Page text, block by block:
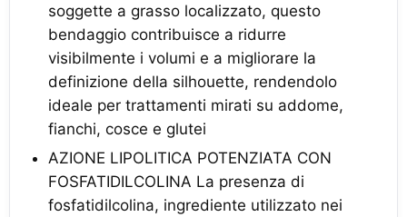
soggette a grasso localizzato, questo
bendaggio contribuisce a ridurre
visibilmente i volumi e a migliorare la
definizione della silhouette, rendendolo
ideale per trattamenti mirati su addome,
fianchi, cosce e glutei
AZIONE LIPOLITICA POTENZIATA CON
FOSFATIDILCOLINA La presenza di
fosfatidilcolina, ingrediente utilizzato nei